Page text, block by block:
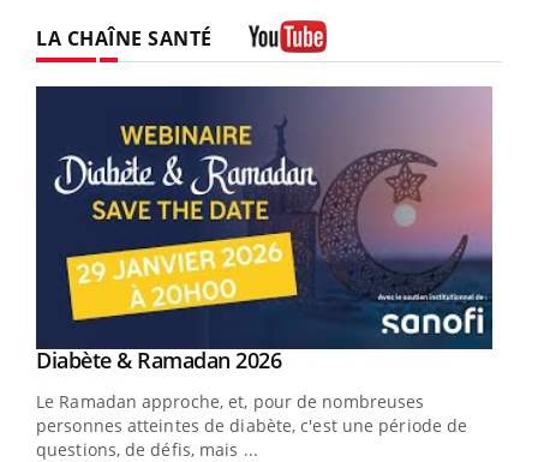
LA CHAÎNE SANTÉ
Youtube
Diabète & Ramadan 2026Youtube
Le Ramadan approche, et, pour de nombreuses
personnes atteintes de diabète, c'est une période de
questions, de défis, mais ...